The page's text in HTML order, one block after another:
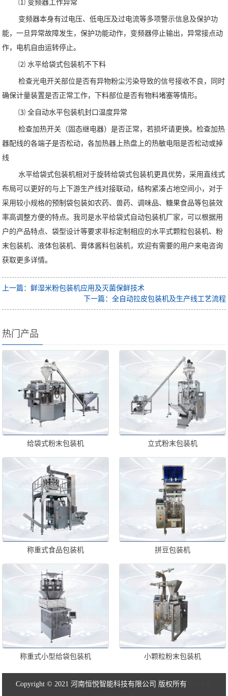
⑴ 变频器工作异常
变频器本身有过电压、低电压及过电流等多项警示信息及保护功
能，一旦异常故障发生，保护功能动作，变频器停止输出，异常接点动
作，电机自由运转停止。
⑵ 水平给袋式包装机不下料
检查光电开关部位是否有异物粉尘污染导致的信号接收不良，同时
确保计量装置是否正常工作，下料部位是否有物料堵塞等情形。
⑶ 全自动水平包装机封口温度异常
检查加热开关（固态继电器）是否正常，若损坏请更换。检查加热
器配线的各端子是否松动，各加热器上热盘上的热敏电阻是否松动或掉
线
水平给袋式包装机相对于旋转给袋式包装机更具优势，采用直线式
布局可以更好的与上下游生产线对接联动，结构紧凑占地空间小，对于
采用较小规格的预制袋包装如农药、兽药、调味品、糖果食品等包装效
率高调整方便的特点。我司是水平给袋式自动包装机厂家，可以根据用
户的产品特点、袋型设计等要求非标定制相应的水平式颗粒包装机、粉
末包装机、液体包装机、膏体酱料包装机，欢迎有需要的用户来电咨询
获取更多详情。
上一篇：鲜湿米粉包装机应用及灭菌保鲜技术
下一篇：全自动拉皮包装机及生产线工艺流程
热门产品
给袋式粉末包装机 立式粉末包装机
称重式食品包装机 拼豆包装机
称重式小型给袋包装机 小颗粒粉末包装机
Copyright © 2021 河南恒悦智能科技有限公司 版权所有